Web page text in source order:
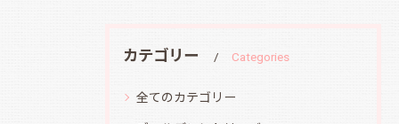
カテゴリー Categories
全てのカテゴリー